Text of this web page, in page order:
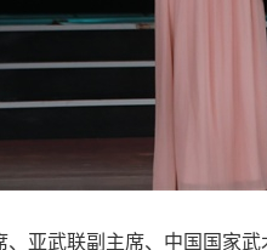
武联副主席、中国国家武